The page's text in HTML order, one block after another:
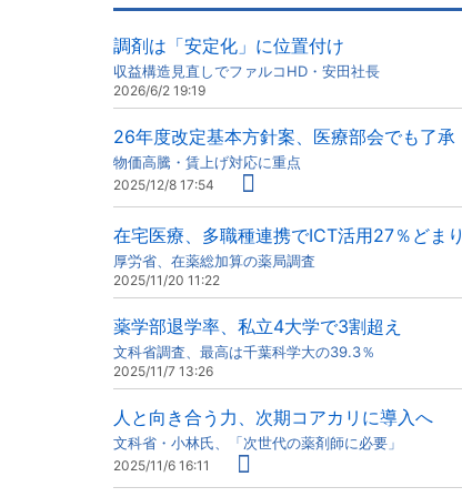
調剤は「安定化」に位置付け
収益構造見直しでファルコHD・安田社長
2026/6/2 19:19
26年度改定基本方針案、医療部会でも了承
物価高騰・賃上げ対応に重点
2025/12/8 17:54
在宅医療、多職種連携でICT活用27％どまり
厚労省、在薬総加算の薬局調査
2025/11/20 11:22
薬学部退学率、私立4大学で3割超え
文科省調査、最高は千葉科学大の39.3％
2025/11/7 13:26
人と向き合う力、次期コアカリに導入へ
文科省・小林氏、「次世代の薬剤師に必要」
2025/11/6 16:11